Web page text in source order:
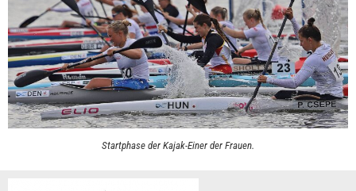
Startphase der Kajak-Einer der Frauen.